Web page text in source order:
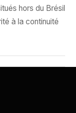
hors du Brésil
à la continuité